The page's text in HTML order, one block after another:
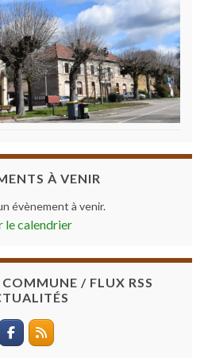
À VENIR
évènement à venir.
le calendrier
/ FLUX RSS